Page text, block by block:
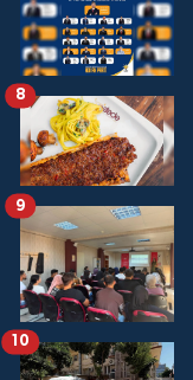
8
9
10